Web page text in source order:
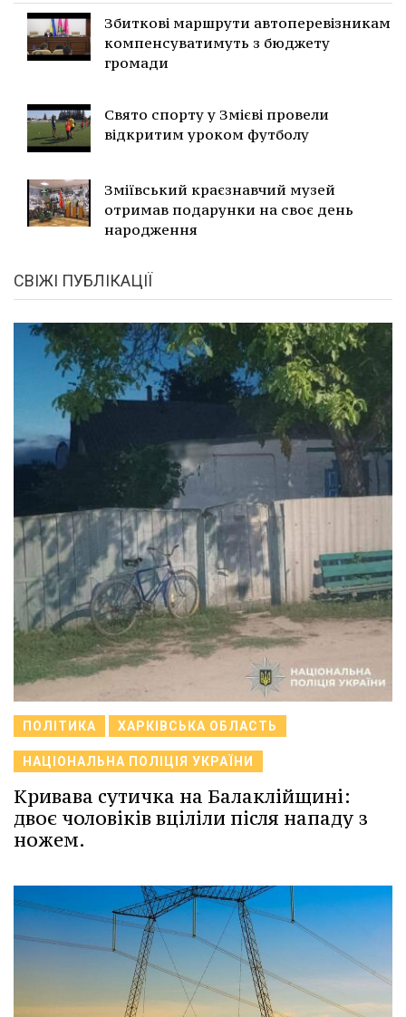
Збиткові маршрути автоперевізникам
компенсуватимуть з бюджету
громади
Свято спорту у Змієві провели
відкритим уроком футболу
Зміївський краєзнавчий музей
отримав подарунки на своє день
народження
СВІЖІ ПУБЛІКАЦІЇ
ПОЛІТИКА ХАРКІВСЬКА ОБЛАСТЬ
НАЦІОНАЛЬНА ПОЛІЦІЯ УКРАЇНИ
Кривава сутичка на Балаклійщині:
двоє чоловіків вціліли після нападу з
ножем.